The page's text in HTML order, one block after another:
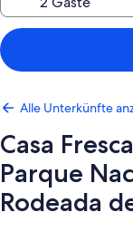
Alle Unterkünfte
Casa
Parque
Rodeada